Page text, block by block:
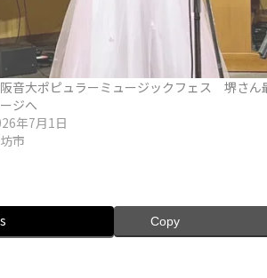
音大ポピュラーミュージックフェス 堺さん
ジへ
年7月1日
市
Copy